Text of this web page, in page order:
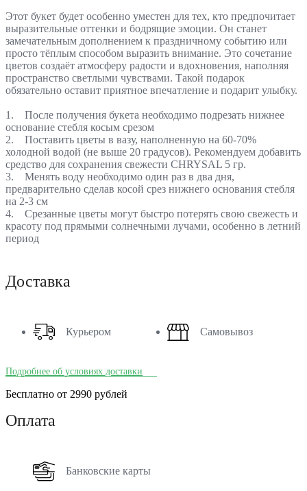
Этот букет будет особенно уместен для тех, кто предпочитает
выразительные оттенки и бодрящие эмоции. Он станет
замечательным дополнением к праздничному событию или
просто тёплым способом выразить внимание. Это сочетание
цветов создаёт атмосферу радости и вдохновения, наполняя
пространство светлыми чувствами. Такой подарок
обязательно оставит приятное впечатление и подарит улыбку.
1. После получения букета необходимо подрезать нижнее
основание стебля косым срезом
2. Поставить цветы в вазу, наполненную на 60-70%
холодной водой (не выше 20 градусов). Рекомендуем добавить
средство для сохранения свежести CHRYSAL 5 гр.
3. Менять воду необходимо один раз в два дня,
предварительно сделав косой срез нижнего основания стебля
на 2-3 см
4. Срезанные цветы могут быстро потерять свою свежесть и
красоту под прямыми солнечными лучами, особенно в летний
период
Доставка
Курьером Самовывоз
Подробнее об условиях доставки
Бесплатно от 2990 рублей
Оплата
Банковские карты